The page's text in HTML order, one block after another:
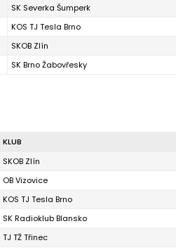
SK Severka Šumperk
KOS TJ Tesla Brno
SKOB Zlín
SK Brno Žabovřesky
KLUB
SKOB Zlín
OB Vizovice
KOS TJ Tesla Brno
SK Radioklub Blansko
TJ TŽ Třinec